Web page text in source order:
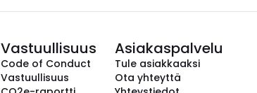
Vastuullisuus
Code of Conduct
Vastuullisuus
Asiakaspalvelu
Tule asiakkaaksi
Ota yhteyttä